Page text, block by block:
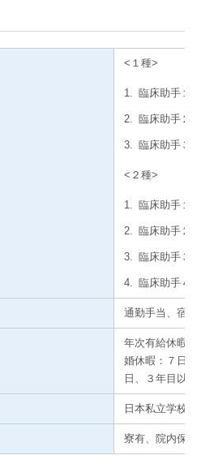
<１種>
1. 臨床助手１
2. 臨床助手２
3. 臨床助手３
<２種>
1. 臨床助手１
2. 臨床助手２
3. 臨床助手３
4. 臨床助手４
通勤手当、宿
年次有給休暇
婚休暇：７日
日、３年目以
日本私立学校
寮有、院内保